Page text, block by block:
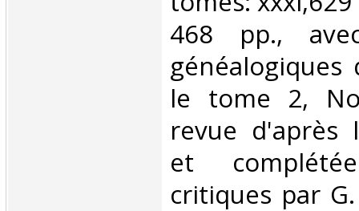
468 pp.,
généalogiques
le tome 2,
revue d'après
et
critiques par